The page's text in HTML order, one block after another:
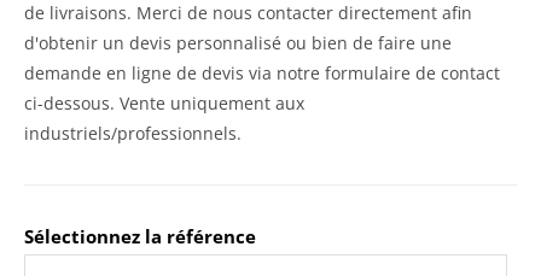
de livraisons. Merci de nous contacter directement afin
d'obtenir un devis personnalisé ou bien de faire une
demande en ligne de devis via notre formulaire de contact
ci-dessous. Vente uniquement aux
industriels/professionnels.
Sélectionnez la référence